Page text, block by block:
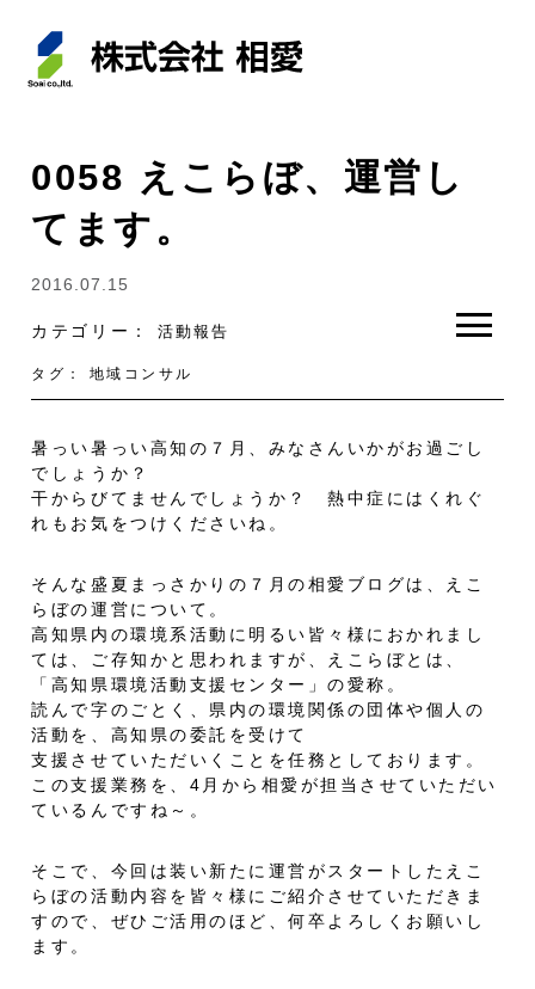
0058 えこらぼ、運営し
てます。
2016.07.15
カテゴリー：活動報告
タグ：地域コンサル
暑っい暑っい高知の７月、みなさんいかがお過ごし
でしょうか？
干からびてませんでしょうか？ 熱中症にはくれぐ
れもお気をつけくださいね。
そんな盛夏まっさかりの７月の相愛ブログは、えこ
らぼの運営について。
高知県内の環境系活動に明るい皆々様におかれまし
ては、ご存知かと思われますが、えこらぼとは、
「高知県環境活動支援センター」の愛称。
読んで字のごとく、県内の環境関係の団体や個人の
活動を、高知県の委託を受けて
支援させていただいくことを任務としております。
この支援業務を、4月から相愛が担当させていただい
ているんですね～。
そこで、今回は装い新たに運営がスタートしたえこ
らぼの活動内容を皆々様にご紹介させていただきま
すので、ぜひご活用のほど、何卒よろしくお願いし
ます。